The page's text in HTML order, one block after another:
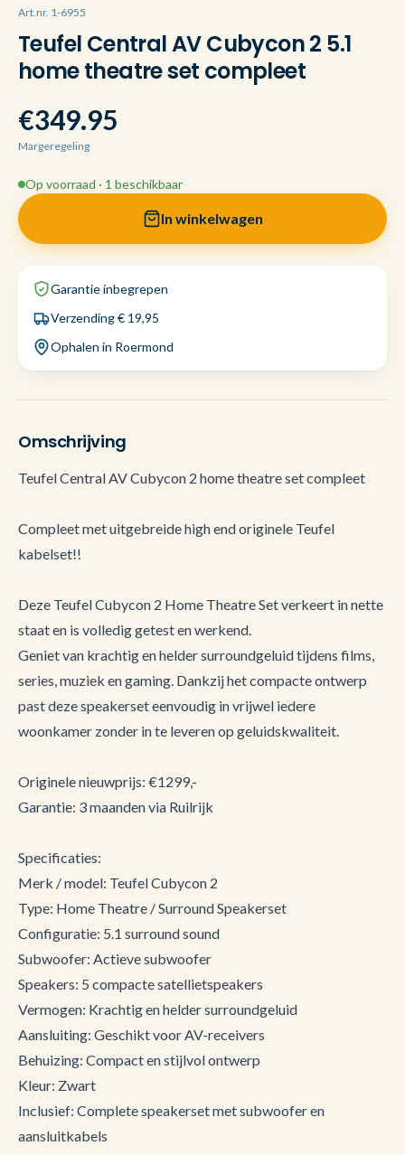
Art.nr. 1-6955
Teufel Central AV Cubycon 2 5.1
home theatre set compleet
€349.95
Margeregeling
Op voorraad · 1 beschikbaar
In winkelwagen
Garantie inbegrepen
Verzending € 19,95
Ophalen in Roermond
Omschrijving
Teufel Central AV Cubycon 2 home theatre set compleet
Compleet met uitgebreide high end originele Teufel
kabelset!!
Deze Teufel Cubycon 2 Home Theatre Set verkeert in nette
staat en is volledig getest en werkend.
Geniet van krachtig en helder surroundgeluid tijdens films,
series, muziek en gaming. Dankzij het compacte ontwerp
past deze speakerset eenvoudig in vrijwel iedere
woonkamer zonder in te leveren op geluidskwaliteit.
Originele nieuwprijs: €1299,-
Garantie: 3 maanden via Ruilrijk
Specificaties:
Merk / model: Teufel Cubycon 2
Type: Home Theatre / Surround Speakerset
Configuratie: 5.1 surround sound
Subwoofer: Actieve subwoofer
Speakers: 5 compacte satellietspeakers
Vermogen: Krachtig en helder surroundgeluid
Aansluiting: Geschikt voor AV-receivers
Behuizing: Compact en stijlvol ontwerp
Kleur: Zwart
Inclusief: Complete speakerset met subwoofer en
aansluitkabels